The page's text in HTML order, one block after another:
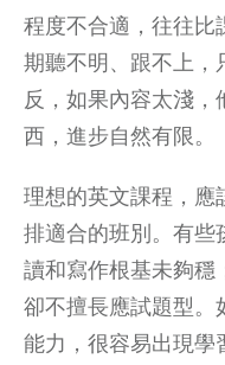
程度不合適，往往比
期聽不明、跟不上，
反，如果內容太淺，
西，進步自然有限。
理想的英文課程，應
排適合的班別。有些
讀和寫作根基未夠穩
卻不擅長應試題型。
能力，很容易出現學